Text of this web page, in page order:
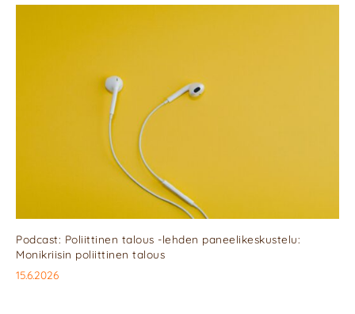
Podcast: Poliittinen talous -lehden paneelikeskustelu:
Monikriisin poliittinen talous
15.6.2026